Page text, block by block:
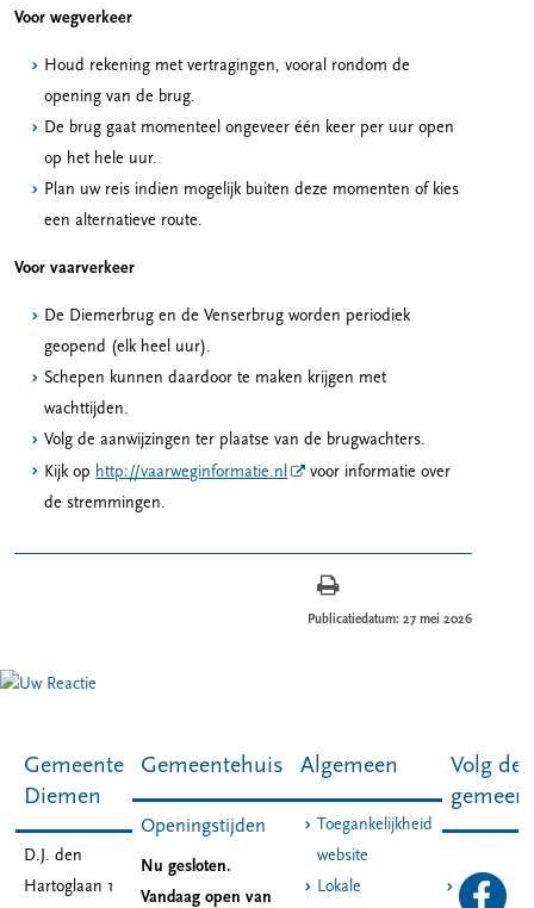
Voor wegverkeer
Houd rekening met vertragingen, vooral rondom de
opening van de brug.
De brug gaat momenteel ongeveer één keer per uur open
op het hele uur.
Plan uw reis indien mogelijk buiten deze momenten of kies
een alternatieve route.
Voor vaarverkeer
De Diemerbrug en de Venserbrug worden periodiek
geopend (elk heel uur).
Schepen kunnen daardoor te maken krijgen met
wachttijden.
Volg de aanwijzingen ter plaatse van de brugwachters.
Kijk op http://vaarweginformatie.nl
voor informatie over
de stremmingen.
Publicatiedatum: 27 mei 2026
Gemeente
Diemen
D.J. den
Hartoglaan 1
Gemeentehuis
Openingstijden
Nu gesloten.
Vandaag open van
Algemeen
Toegankelijkheid
website
Lokale
Volg de